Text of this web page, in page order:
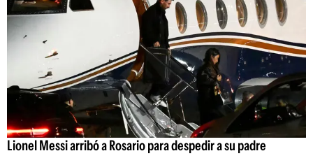
Lionel Messi arribó a Rosario para despedir a su padre